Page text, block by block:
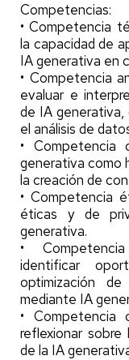
Competencias:
• Competencia
la capacidad de
IA generativa en
• Competencia
evaluar e
de IA
el análisis de
•
generativa como
la creación de
• Competencia
éticas y de
generativa.
•
identificar
optimización
mediante IA
• Competencia
reflexionar
de la IA